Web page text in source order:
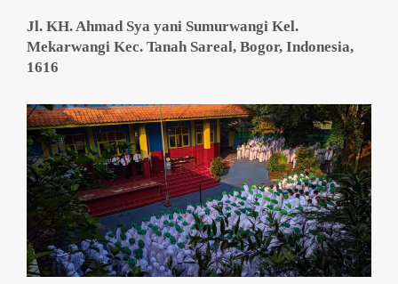
Jl. KH. Ahmad Sya yani Sumurwangi Kel.
Mekarwangi Kec. Tanah Sareal, Bogor, Indonesia,
1616